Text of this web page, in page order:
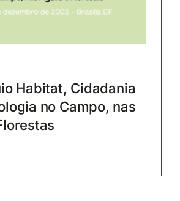
Habitat, Cidadania
no Campo, nas